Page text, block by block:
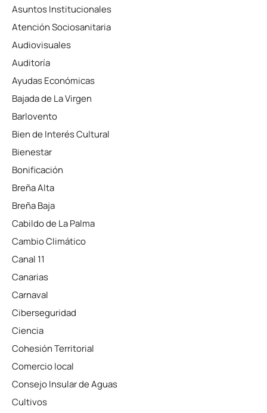
Asuntos Institucionales
Atención Sociosanitaria
Audiovisuales
Auditoría
Ayudas Económicas
Bajada de La Virgen
Barlovento
Bien de Interés Cultural
Bienestar
Bonificación
Breña Alta
Breña Baja
Cabildo de La Palma
Cambio Climático
Canal 11
Canarias
Carnaval
Ciberseguridad
Ciencia
Cohesión Territorial
Comercio local
Consejo Insular de Aguas
Cultivos